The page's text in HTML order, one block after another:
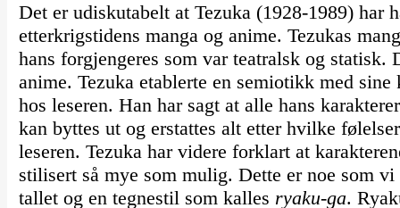
Det er udiskutabelt at Tezuka (1928-1989)
etterkrigstidens manga og anime. Tezukas
hans forgjengeres som var teatralsk og
anime. Tezuka etablerte en semiotikk med
hos leseren. Han har sagt at alle hans
kan byttes ut og erstattes alt etter hvilke
leseren. Tezuka har videre forklart at
stilisert så mye som mulig. Dette er noe som
tallet og en tegnestil som kalles ryaku-ga.